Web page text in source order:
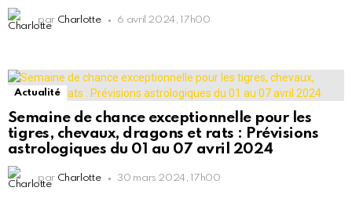
par Charlotte 6 avril 2024, 17h00
Actualité
Semaine de chance exceptionnelle pour les
tigres, chevaux, dragons et rats : Prévisions
astrologiques du 01 au 07 avril 2024
par Charlotte 30 mars 2024, 17h00